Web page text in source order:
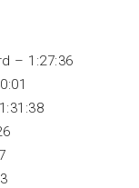
– 1:27:36